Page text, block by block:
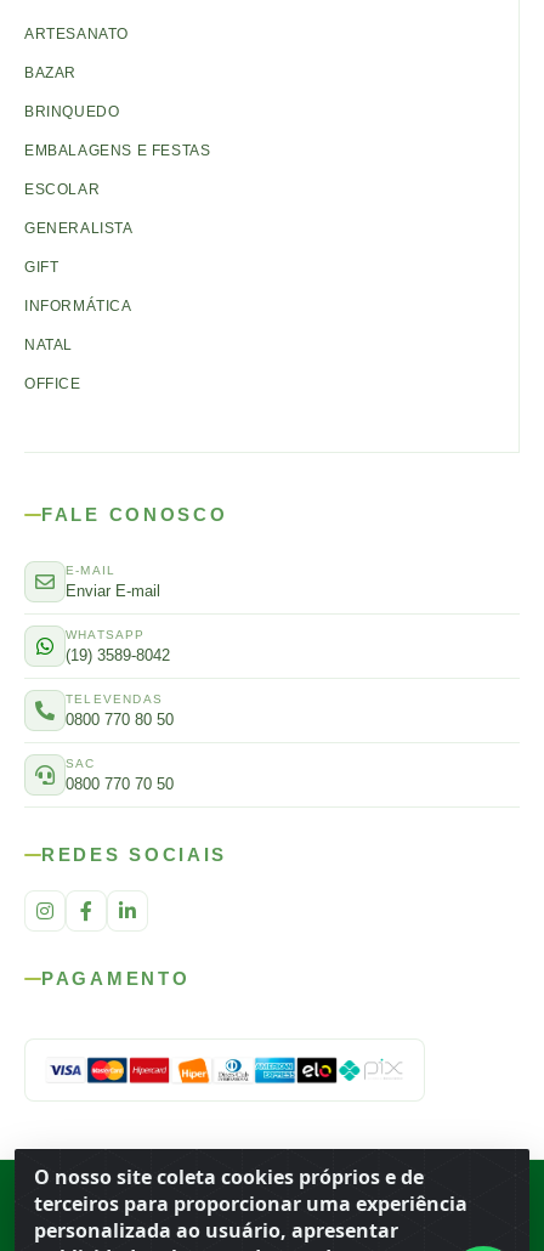
O nosso site coleta cookies próprios e de
terceiros para proporcionar uma experiência
personalizada ao usuário, apresentar
ARTESANATO
BAZAR
BRINQUEDO
EMBALAGENS E FESTAS
ESCOLAR
GENERALISTA
GIFT
INFORMÁTICA
NATAL
OFFICE
FALE CONOSCO
E-MAIL
Enviar E-mail
WHATSAPP
(19) 3589-8042
TELEVENDAS
0800 770 80 50
SAC
0800 770 70 50
REDES SOCIAIS
PAGAMENTO
Rod. SP-215, s/n, km 98 — Área Rural Porto Ferreira ·BR
· CEP
· CNPJ 56.679.863/0001-91
© 2026 Atacado Ideal